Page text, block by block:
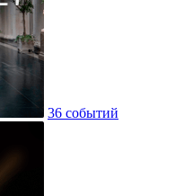
36 событий